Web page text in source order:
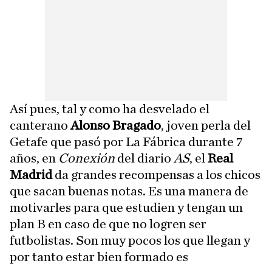
Así pues, tal y como ha desvelado el
canteranoAlonso Bragado, joven perla del
Getafe que pasó por La Fábrica durante 7
años, en Conexión del diario AS, el Real
Madridda grandes recompensas a los chicos
que sacan buenas notas. Es una manera de
motivarles para que estudien y tengan un
plan B en caso de que no logren ser
futbolistas. Son muy pocos los que llegan y
por tanto estar bien formado es